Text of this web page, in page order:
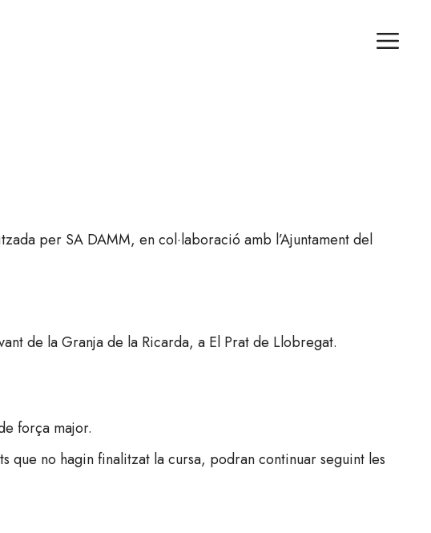
per SA DAMM, en col·laboració amb l’Ajuntament del
de la Granja de la Ricarda, a El Prat de Llobregat.
força major.
que no hagin finalitzat la cursa, podran continuar seguint les